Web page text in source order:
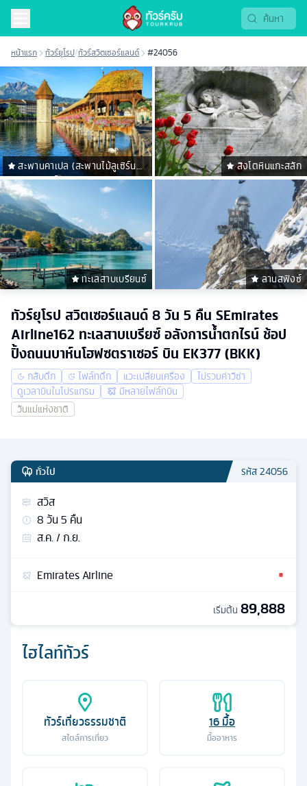
หน้าแรก ทัวร์ยุโรป/ทัวร์สวิตเซอร์แลนด์ #24056
สะพานคาเปล (สะพานไม้ลูเซิร์น
ชาเปล บริดจ์)
สิงโตหินแกะสลัก
ทะเลสาบเบรียนซ์ ลานสฟิงซ์
ทัวร์ยุโรป สวิตเซอร์แลนด์ 8 วัน 5 คืน SEmirates
Airline162 ทะเลสาบเบรียซ์ อลังการน้ำตกไรน์ ช้อป
ปิ้งถนนบาห์นโฮฟซตราเซอร์ บิน EK377 (BKK)
กลับดึก ไฟล์ทดึก แวะเปลี่ยนเครื่อง
ไม่รวมค่าวีซ่า
ดูเวลาบินในโปรแกรม
มีหลายไฟล์ทบิน
วันแม่แห่งชาติ
ไฮไลท์ทัวร์
ทัวร์เที่ยวธรรมชาติ
สไตล์การเที่ยว
16มื้อ
มื้ออาหาร
ทั่วไป รหัส24056
สวิส
8วัน5 คืน
ส.ค. / ก.ย.
Emirates Airline
เริ่มต้น 89,888